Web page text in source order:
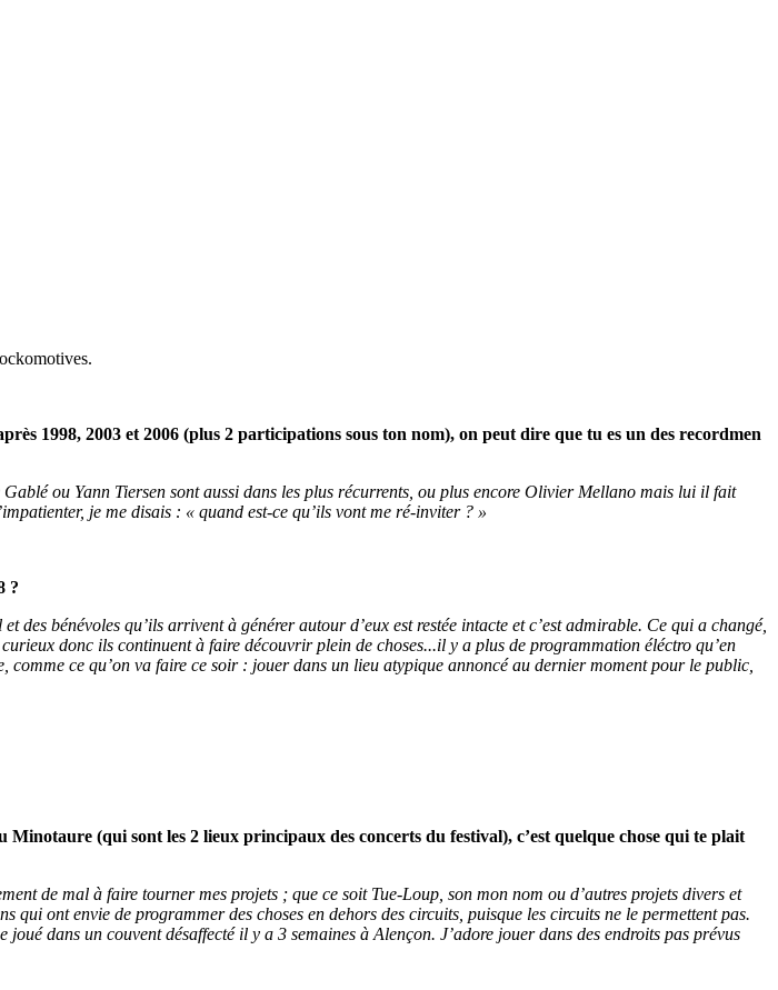
1998, 2003 et 2006 (plus 2 participations sous ton nom), on peut dire que tu es un des recordmen
ou Yann Tiersen sont aussi dans les plus récurrents, ou plus encore Olivier Mellano mais lui il fait
je me disais : « quand est-ce qu’ils vont me ré-inviter ? »
?
bénévoles qu’ils arrivent à générer autour d’eux est restée intacte et c’est admirable. Ce qui a changé,
donc ils continuent à faire découvrir plein de choses...il y a plus de programmation éléctro qu’en
ce qu’on va faire ce soir : jouer dans un lieu atypique annoncé au dernier moment pour le public,
(qui sont les 2 lieux principaux des concerts du festival), c’est quelque chose qui te plait
de mal à faire tourner mes projets ; que ce soit Tue-Loup, son mon nom ou d’autres projets divers et
ont envie de programmer des choses en dehors des circuits, puisque les circuits ne le permettent pas.
dans un couvent désaffecté il y a 3 semaines à Alençon. J’adore jouer dans des endroits pas prévus